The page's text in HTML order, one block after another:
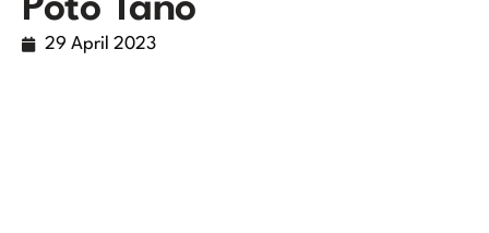
Poto Tano
29 April 2023